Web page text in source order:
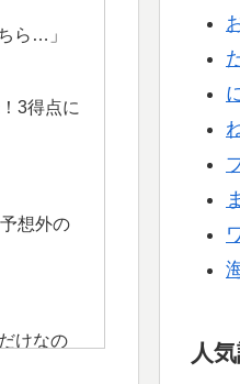
ら…」
3得点に
想外の
けなの
人